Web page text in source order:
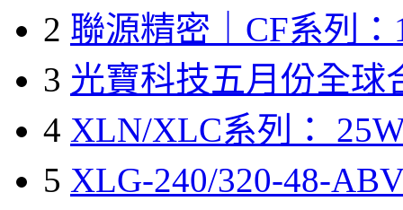
2 聯源精密｜CF系列：
3 光寶科技五月份全球
4 XLN/XLC系列：
5 XLG-240/320-48-